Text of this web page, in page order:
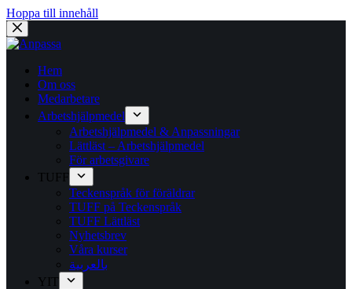
Hoppa till innehåll
Hem
Om oss
Medarbetare
Arbetshjälpmedel
Arbetshjälpmedel & Anpassningar
Lättläst – Arbetshjälpmedel
För arbetsgivare
TUFF
Teckenspråk för föräldrar
TUFF på Teckenspråk
TUFF Lättläst
Nyhetsbrev
Våra kurser
بالعربية
YIT